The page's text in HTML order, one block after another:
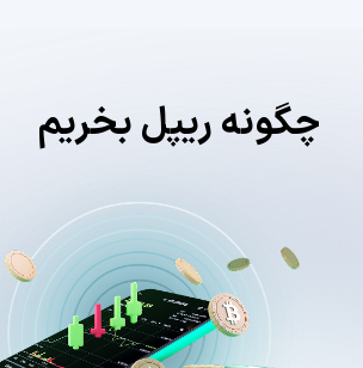
چگونه ریپل بخریم